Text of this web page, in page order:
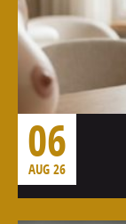
06
AUG 26